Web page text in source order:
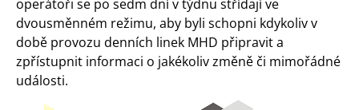
operátoři se po sedm dní v týdnu střídají ve
dvousměnném režimu, aby byli schopni kdykoliv v
době provozu denních linek MHD připravit a
zpřístupnit informaci o jakékoliv změně či mimořádné
události.